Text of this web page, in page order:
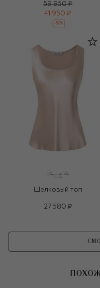
59 950 ₽
41 950 ₽
-30%
Шелковый топ
27 580 ₽